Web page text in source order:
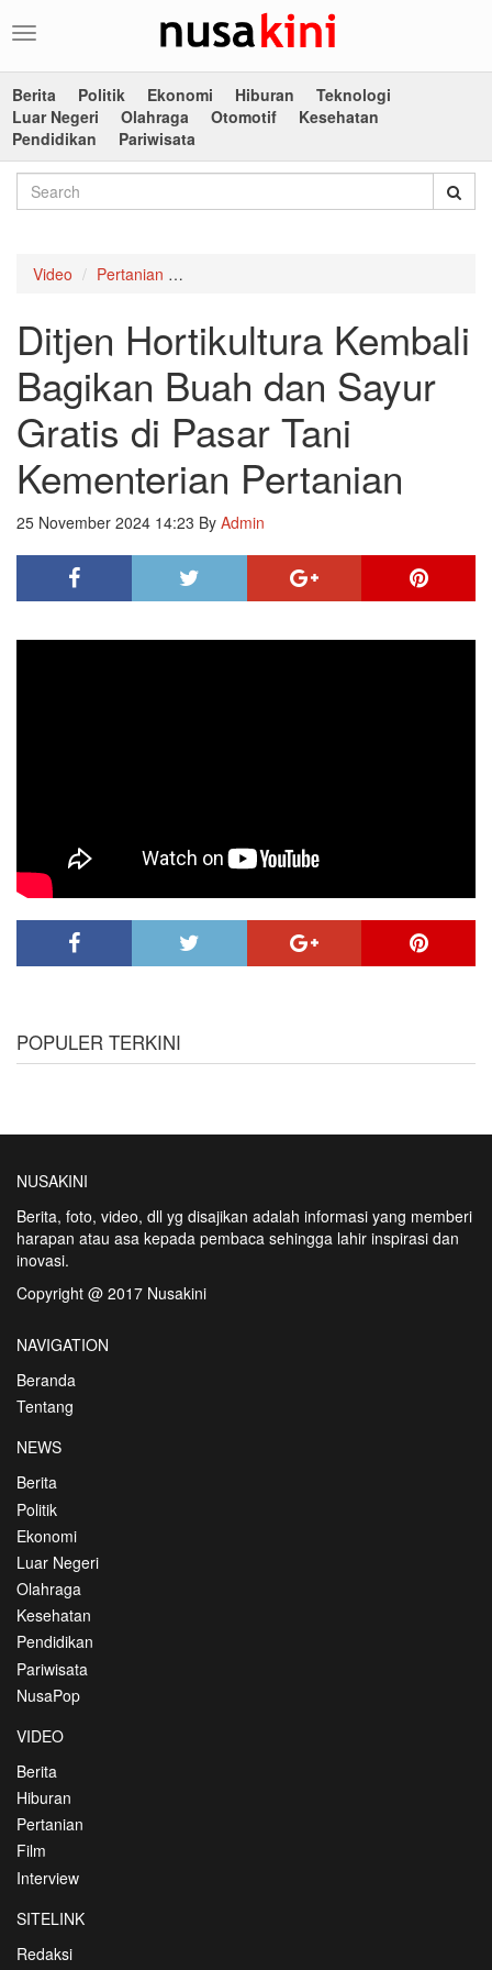
Toggle
Berita
Politik Ekonomi Hiburan
Teknologi
Luar Negeri
Olahraga Otomotif
Kesehatan
Pendidikan
Pariwisata
Video Pertanian
Ditjen Hortikultura Kembali
Bagikan Buah dan Sayur
Gratis di Pasar Tani
Kementerian Pertanian
25 November 2024 14:23 By Admin
POPULER TERKINI
NUSAKINI
Berita, foto, video, dll yg disajikan adalah informasi yang memberi
harapan atau asa kepada pembaca sehingga lahir inspirasi dan
inovasi.
Copyright @ 2017 Nusakini
NAVIGATION
Beranda
Tentang
NEWS
Berita
Politik
Ekonomi
Luar Negeri
Olahraga
Kesehatan
Pendidikan
Pariwisata
NusaPop
VIDEO
Berita
Hiburan
Pertanian
Film
Interview
SITELINK
Redaksi